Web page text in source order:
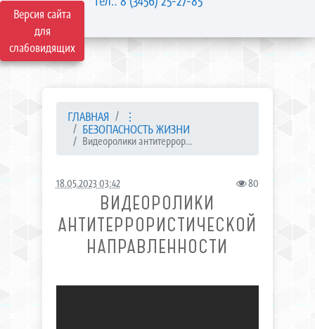
Версия сайта
для
слабовидящих
ГЛАВНАЯ
⋮
БЕЗОПАСНОСТЬ ЖИЗНИ
Видеоролики антитеррор...
18.05.2023 03:42 80
ВИДЕОРОЛИКИ
АНТИТЕРРОРИСТИЧЕСКОЙ
НАПРАВЛЕННОСТИ